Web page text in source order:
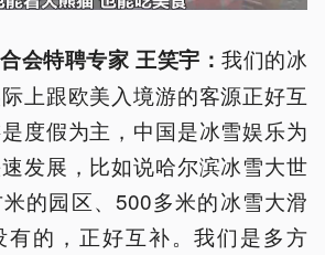
会特聘专家 王笑宇：我们的冰
上跟欧美入境游的客源正好互
度假为主，中国是冰雪娱乐为
发展，比如说哈尔滨冰雪大世
的园区、500多米的冰雪大滑
有的，正好互补。我们是多方